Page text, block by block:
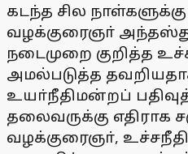
கடந்த சில
வழக்குரைஞா்
நடைமுறை குறித்த
அமல்படுத்த
உயா்நீதிமன்றப்
தலைவருக்கு எதிராக
வழக்குரைஞா்,